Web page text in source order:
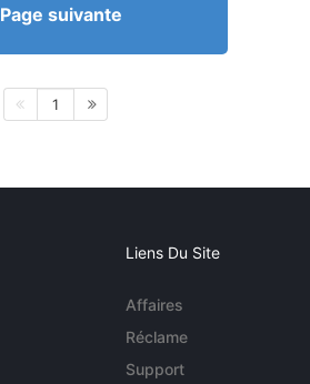
Page suivante
1
Liens Du Site
Affaires
Réclame
Support